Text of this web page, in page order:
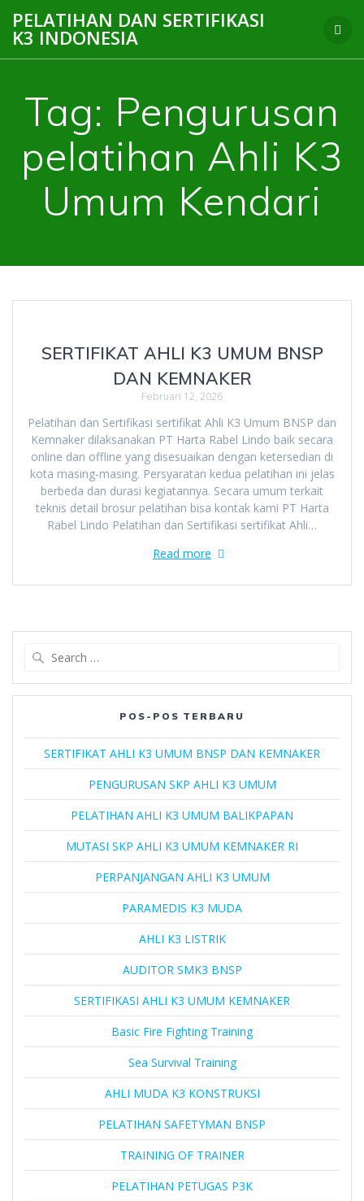
to
PELATIHAN DAN SERTIFIKASI
K3 INDONESIA
Tag: Pengurusan
pelatihan Ahli K3
Umum Kendari
SERTIFIKAT AHLI K3 UMUM BNSP
DAN KEMNAKER
Februari 12, 2026
Pelatihan dan Sertifikasi sertifikat Ahli K3 Umum BNSP dan
Kemnaker dilaksanakan PT Harta Rabel Lindo baik secara
online dan offline yang disesuaikan dengan ketersedian di
kota masing-masing. Persyaratan kedua pelatihan ini jelas
berbeda dan durasi kegiatannya. Secara umum terkait
teknis detail brosur pelatihan bisa kontak kami PT Harta
Rabel Lindo Pelatihan dan Sertifikasi sertifikat Ahli…
Read more
POS-POS TERBARU
SERTIFIKAT AHLI K3 UMUM BNSP DAN KEMNAKER
PENGURUSAN SKP AHLI K3 UMUM
PELATIHAN AHLI K3 UMUM BALIKPAPAN
MUTASI SKP AHLI K3 UMUM KEMNAKER RI
PERPANJANGAN AHLI K3 UMUM
PARAMEDIS K3 MUDA
AHLI K3 LISTRIK
AUDITOR SMK3 BNSP
SERTIFIKASI AHLI K3 UMUM KEMNAKER
Basic Fire Fighting Training
Sea Survival Training
AHLI MUDA K3 KONSTRUKSI
PELATIHAN SAFETYMAN BNSP
TRAINING OF TRAINER
PELATIHAN PETUGAS P3K